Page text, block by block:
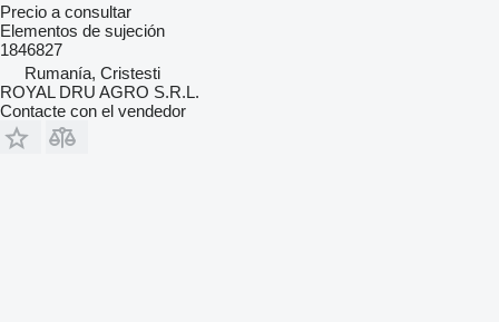
Precio a consultar
Elementos de sujeción
1846827
Rumanía, Cristesti
ROYAL DRU AGRO S.R.L.
Contacte con el vendedor